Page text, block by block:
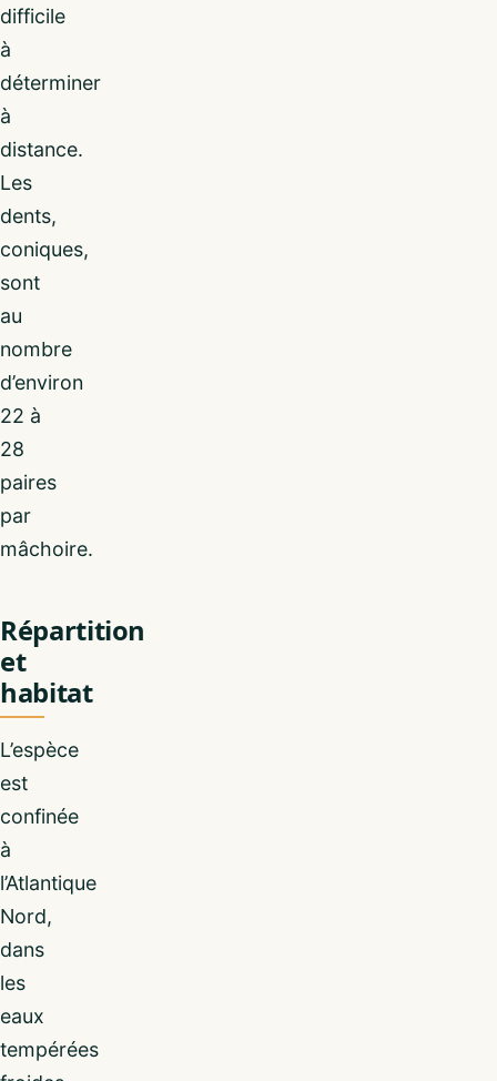
difficile
à
déterminer
à
distance.
Les
dents,
coniques,
sont
au
nombre
d’environ
22 à
28
paires
par
mâchoire.
Répartition
et
habitat
L’espèce
est
confinée
à
l’Atlantique
Nord,
dans
les
eaux
tempérées